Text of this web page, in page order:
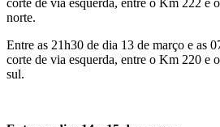
norte.
Entre as 21h30 de dia 13 de março e as
corte de via esquerda, entre o Km 220 e
sul.